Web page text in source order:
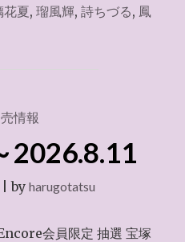
花夏, 瑠風輝, 詩ちづる, 鳳
情報
2026.8.11
|by harugotatsu
会員限定 抽選 宝塚